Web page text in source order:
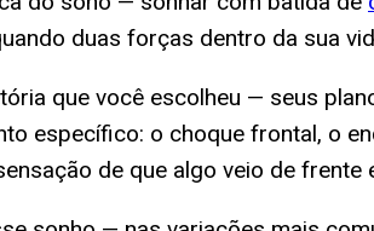
duas forças dentro da sua
que você escolheu — seus
específico: o choque frontal, o
de que algo veio de frente